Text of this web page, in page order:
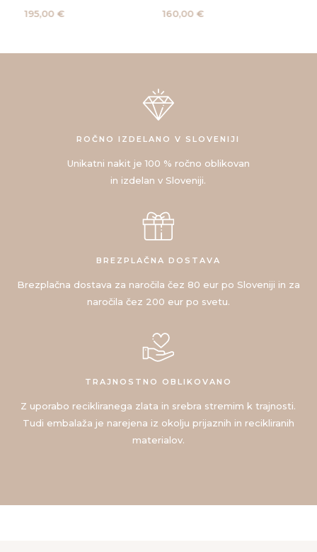
195,00 €
160,00 €
ROČNO IZDELANO V SLOVENIJI
Unikatni nakit je 100 % ročno oblikovan
in izdelan v Sloveniji.
BREZPLAČNA DOSTAVA
Brezplačna dostava za naročila čez 80 eur po Sloveniji in za
naročila čez 200 eur po svetu.
TRAJNOSTNO OBLIKOVANO
Z uporabo recikliranega zlata in srebra stremim k trajnosti.
Tudi embalaža je narejena iz okolju prijaznih in recikliranih
materialov.